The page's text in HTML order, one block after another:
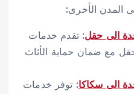
المدن الأخرى:
الى حقل: تقدم خدمات
مع ضمان حماية الأثاث
الى سكاكا: توفر خدمات